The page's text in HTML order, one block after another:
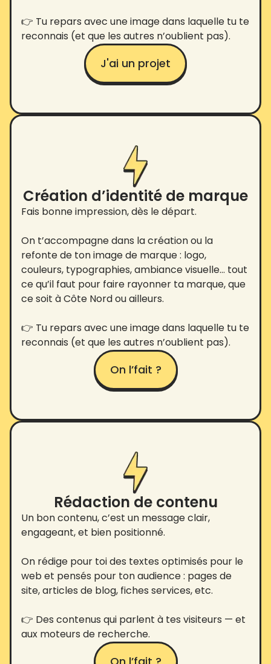
👉 Tu repars avec une image dans laquelle tu te
reconnais (et que les autres n’oublient pas).
J'ai un projet
Création d’identité de marque
Fais bonne impression, dès le départ.
On t’accompagne dans la création ou la
refonte de ton image de marque : logo,
couleurs, typographies, ambiance visuelle… tout
ce qu’il faut pour faire rayonner ta marque, que
ce soit à Côte Nord ou ailleurs.
👉 Tu repars avec une image dans laquelle tu te
reconnais (et que les autres n’oublient pas).
On l’fait ?
Rédaction de contenu
Un bon contenu, c’est un message clair,
engageant, et bien positionné.
On rédige pour toi des textes optimisés pour le
web et pensés pour ton audience : pages de
site, articles de blog, fiches services, etc.
👉 Des contenus qui parlent à tes visiteurs — et
aux moteurs de recherche.